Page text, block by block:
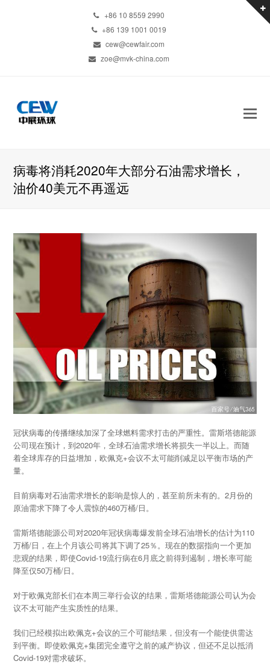
+86 10 8559 2990
+86 139 1001 0019
cew@cewfair.com
zoe@mvk-china.com
病毒将消耗2020年大部分石油需求增长，
油价40美元不再遥远
冠状病毒的传播继续加深了全球燃料需求打击的严重性。雷斯塔德能源
公司现在预计，到2020年，全球石油需求增长将损失一半以上。而随
着全球库存的日益增加，欧佩克+会议不太可能削减足以平衡市场的产
量。
目前病毒对石油需求增长的影响是惊人的，甚至前所未有的。2月份的
原油需求下降了令人震惊的460万桶/日。
雷斯塔德能源公司对2020年冠状病毒爆发前全球石油增长的估计为110
万桶/日，在上个月该公司将其下调了25％。现在的数据指向一个更加
悲观的结果，即使Covid-19流行病在6月底之前得到遏制，增长率可能
降至仅50万桶/日。
对于欧佩克部长们在本周三举行会议的结果，雷斯塔德能源公司认为会
议不太可能产生实质性的结果。
我们已经模拟出欧佩克+会议的三个可能结果，但没有一个能使供需达
到平衡。即使欧佩克+集团完全遵守之前的减产协议，但还不足以抵消
Covid-19对需求破坏。